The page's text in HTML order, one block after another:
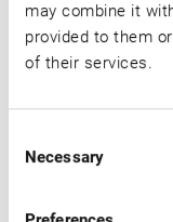
may combine it
provided to them
of their services.
Selection
Necessary
Die